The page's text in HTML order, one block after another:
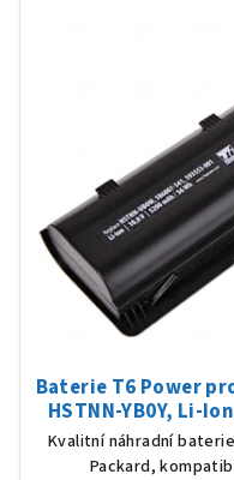
Baterie T6 Power
HSTNN-YB0Y, Li-
Kvalitní náhradní
Packard,